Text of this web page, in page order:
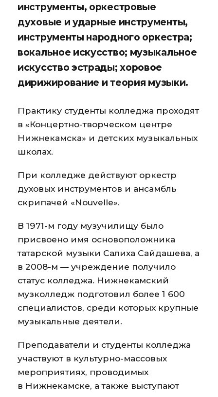
инструменты, оркестровые
духовые и ударные инструменты,
инструменты народного оркестра;
вокальное искусство; музыкальное
искусство эстрады; хоровое
дирижирование и теория музыки.
Практику студенты колледжа проходят
в «Концертно-творческом центре
Нижнекамска» и детских музыкальных
школах.
При колледже действуют оркестр
духовых инструментов и ансамбль
скрипачей «Nouvelle».
В 1971-м году музучилищу было
присвоено имя основоположника
татарской музыки Салиха Сайдашева, а
в 2008-м — учреждение получило
статус колледжа. Нижнекамский
музколледж подготовил более 1 600
специалистов, среди которых крупные
музыкальные деятели.
Преподаватели и студенты колледжа
участвуют в культурно-массовых
мероприятиях, проводимых
в Нижнекамске, а также выступают